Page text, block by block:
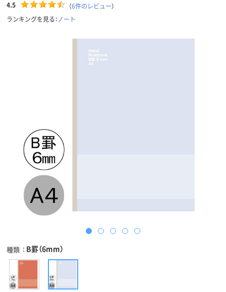
4.5 （6件のレビュー）
ランキングを見る：ノート
種類 B罫（6mm）